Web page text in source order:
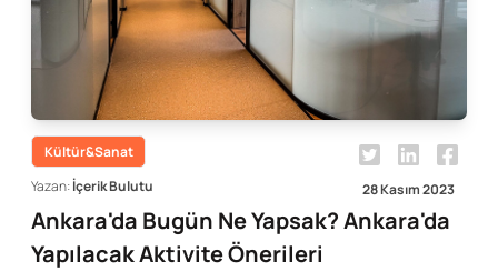
Kültür&Sanat
Yazan:İçerik Bulutu 28 Kasım 2023
Ankara'da Bugün Ne Yapsak? Ankara'da
Yapılacak Aktivite Önerileri